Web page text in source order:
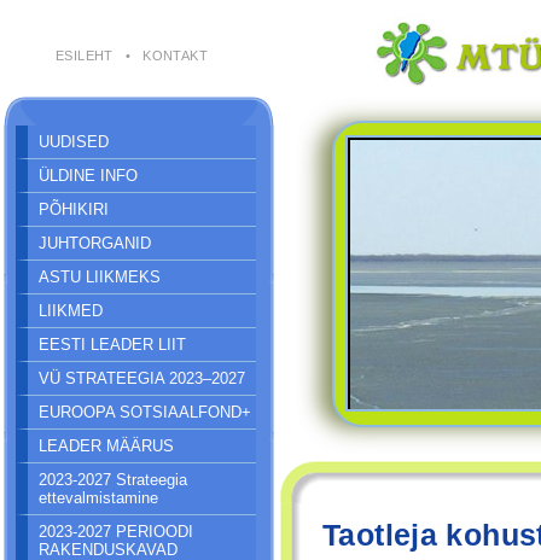
ESILEHT • KONTAKT
UUDISED
ÜLDINE INFO
PÕHIKIRI
JUHTORGANID
ASTU LIIKMEKS
LIIKMED
EESTI LEADER LIIT
VÜ STRATEEGIA 2023–2027
EUROOPA SOTSIAALFOND+
LEADER MÄÄRUS
2023-2027 Strateegia
ettevalmistamine
2023-2027 PERIOODI
RAKENDUSKAVAD
Taotleja